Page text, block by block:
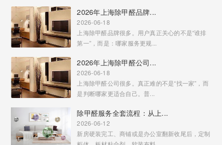
2026年上海除甲醛品牌...
2026-06-18
上海除甲醛品牌很多。用户真正关心的不是“谁排
第一”，而是：哪家服务更规...
2026年上海除甲醛公司...
2026-06-18
上海除甲醛公司很多。真正难的不是“找一家”，而
是判断哪家更适合自己。普...
除甲醛服务全套流程：从上...
2026-06-12
新房硬装完工、商铺或是办公室翻新收尾后，定制